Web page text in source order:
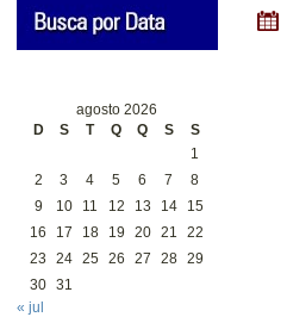
agosto 2026
D
S T Q Q S
S
1
2
3 4 5 6 7
8
9
10 11 12 13 14
15
16
17 18 19 20 21
22
23
24 25 26 27 28 29
30 31
« jul